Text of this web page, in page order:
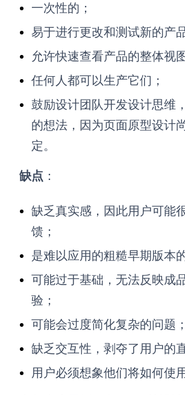
一次性的；
易于进行更改和测试新的产
允许快速查看产品的整体视
任何人都可以生产它们；
鼓励设计团队开发设计思维
的想法，因为页面原型设计
定。
缺点 ：
缺乏真实感，因此用户可能
馈；
是难以应用的粗糙早期版本
可能过于基础，无法反映成
验；
可能会过度简化复杂的问题；
缺乏交互性，剥夺了用户的
用户必须想象他们将如何使